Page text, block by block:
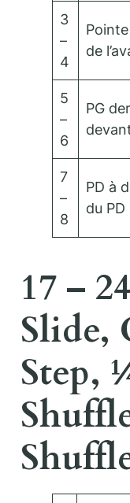
3
–
4
de
5
–
6
PG
7
–
8
PD à
du
17 –
Slide,
Step,